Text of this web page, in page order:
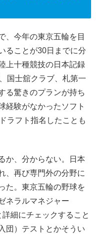
、今年の東京五輪を目
ることが30日までに分
上十種競技の日本記録
国士舘クラブ、札第一
る驚きのプランが持ち
経験がなかったソフト
ラフト指名したことも
か、分からない。日本
、再び専門外の分野に
た。東京五輪の野球を
ネラルマネジャー
詳細にチェックすること
団）テストとかそうい